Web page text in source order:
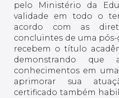
pelo Ministério da
validade em todo o
acordo com as
concluintes de uma
recebem o título
demonstrando que
conhecimentos em
aprimorar sua
certificado também